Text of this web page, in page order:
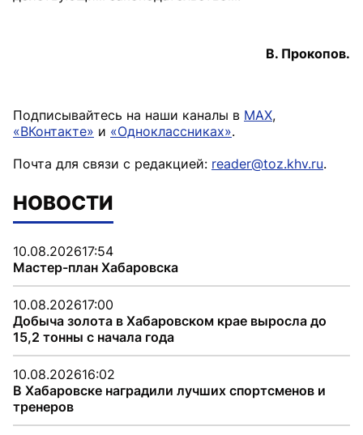
В. Прокопов.
Подписывайтесь на наши каналы в MAX,
«ВКонтакте» и «Одноклассниках».
Почта для связи с редакцией: reader@toz.khv.ru.
НОВОСТИ
10.08.202617:54
Мастер-план Хабаровска
10.08.202617:00
Добыча золота в Хабаровском крае выросла до
15,2 тонны с начала года
10.08.202616:02
В Хабаровске наградили лучших спортсменов и
тренеров